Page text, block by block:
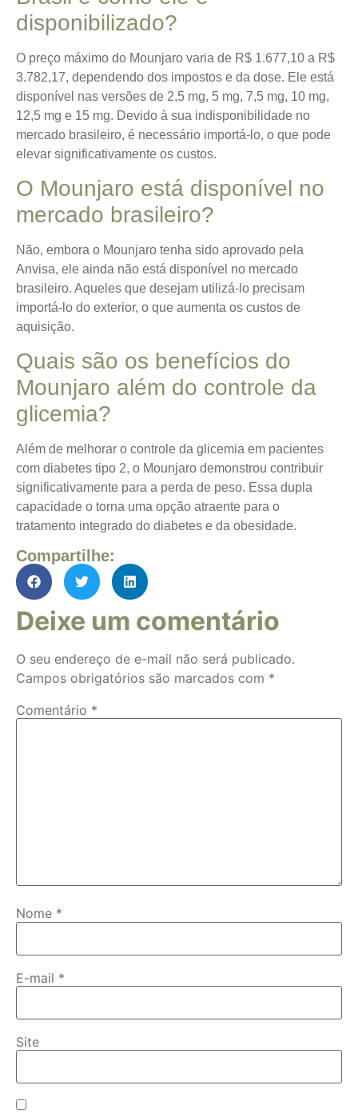
disponibilizado?
O preço máximo do Mounjaro varia de R$ 1.677,10 a R$
3.782,17, dependendo dos impostos e da dose. Ele está
disponível nas versões de 2,5 mg, 5 mg, 7,5 mg, 10 mg,
12,5 mg e 15 mg. Devido à sua indisponibilidade no
mercado brasileiro, é necessário importá-lo, o que pode
elevar significativamente os custos.
O Mounjaro está disponível no
mercado brasileiro?
Não, embora o Mounjaro tenha sido aprovado pela
Anvisa, ele ainda não está disponível no mercado
brasileiro. Aqueles que desejam utilizá-lo precisam
importá-lo do exterior, o que aumenta os custos de
aquisição.
Quais são os benefícios do
Mounjaro além do controle da
glicemia?
Além de melhorar o controle da glicemia em pacientes
com diabetes tipo 2, o Mounjaro demonstrou contribuir
significativamente para a perda de peso. Essa dupla
capacidade o torna uma opção atraente para o
tratamento integrado do diabetes e da obesidade.
Compartilhe:
Deixe um comentário
O seu endereço de e-mail não será publicado.
Campos obrigatórios são marcados com *
Comentário *
Nome *
E-mail *
Site